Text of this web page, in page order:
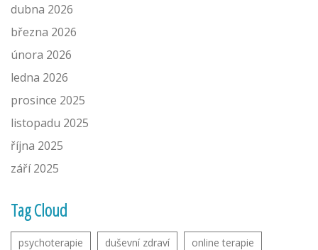
dubna 2026
března 2026
února 2026
ledna 2026
prosince 2025
listopadu 2025
října 2025
září 2025
Tag Cloud
psychoterapie duševní zdraví online terapie